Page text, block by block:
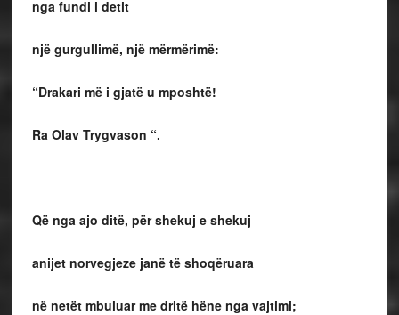
nga fundi i detit
një gurgullimë, një mërmërimë:
“Drakari më i gjatë u mposhtë!
Ra Olav Trygvason “.
Që nga ajo ditë, për shekuj e shekuj
anijet norvegjeze janë të shoqëruara
në netët mbuluar me dritë hëne nga vajtimi;